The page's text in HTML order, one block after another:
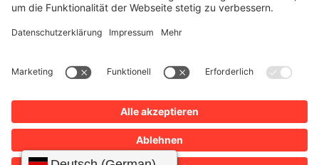
Kontakt
Impressum
Sitemap